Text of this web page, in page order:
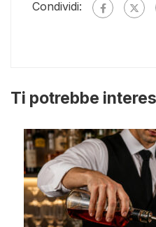
Condividi:
Ti potrebbe